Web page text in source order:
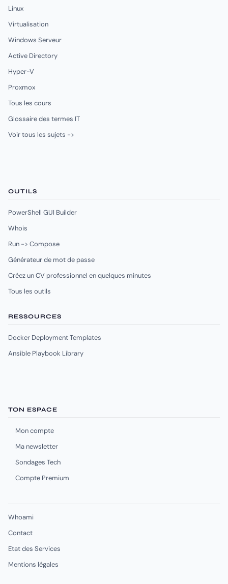
Linux
Virtualisation
Windows Serveur
Active Directory
Hyper-V
Proxmox
Tous les cours
Glossaire des termes IT
Voir tous les sujets ->
OUTILS
PowerShell GUI Builder
Whois
Run -> Compose
Générateur de mot de passe
Créez un CV professionnel en quelques minutes
Tous les outils
RESSOURCES
Docker Deployment Templates
Ansible Playbook Library
TON ESPACE
Mon compte
Ma newsletter
Sondages Tech
Compte Premium
Whoami
Contact
Etat des Services
Mentions légales